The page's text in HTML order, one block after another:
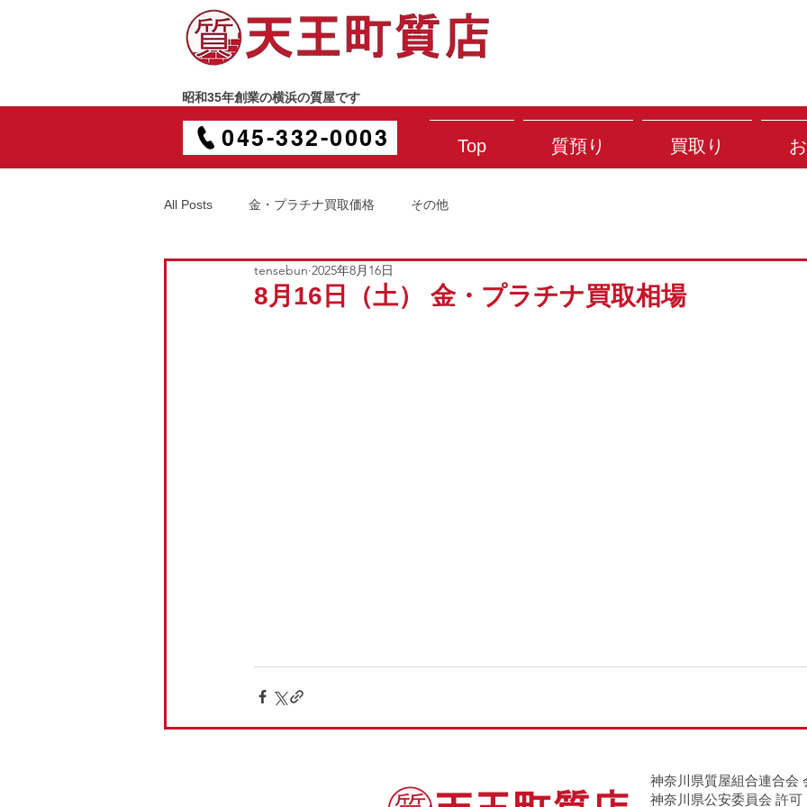
昭和35年創業の横浜の質屋です
045-332-0003 Top 質預り 買取り
All Posts 金・プラチナ買取価格 その他
8月16日（土） 金・プラチナ買取相場
tensebun 2025年8月16日
神奈川県質屋組合連合会
神奈川県公安委員会 許可